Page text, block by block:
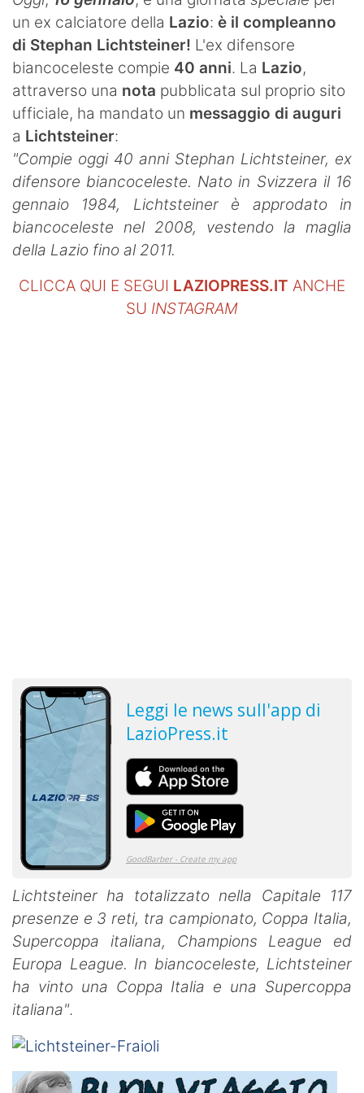
SHOP LAZIO
Contatti
un ex calciatore della Lazio: è il compleanno
di Stephan Lichtsteiner! L'ex difensore
biancoceleste compie 40 anni. La Lazio,
attraverso una nota pubblicata sul proprio sito
ufficiale, ha mandato un messaggio di auguri
a Lichtsteiner:
"Compie oggi 40 anni Stephan Lichtsteiner, ex
difensore biancoceleste. Nato in Svizzera il 16
gennaio 1984, Lichtsteiner è approdato in
biancoceleste nel 2008, vestendo la maglia
della Lazio fino al 2011.
CLICCA QUI E SEGUI LAZIOPRESS.IT ANCHE
SU INSTAGRAM
Lichtsteiner ha totalizzato nella Capitale 117
presenze e 3 reti, tra campionato, Coppa Italia,
Supercoppa italiana, Champions League ed
Europa League. In biancoceleste, Lichtsteiner
ha vinto una Coppa Italia e una Supercoppa
italiana".